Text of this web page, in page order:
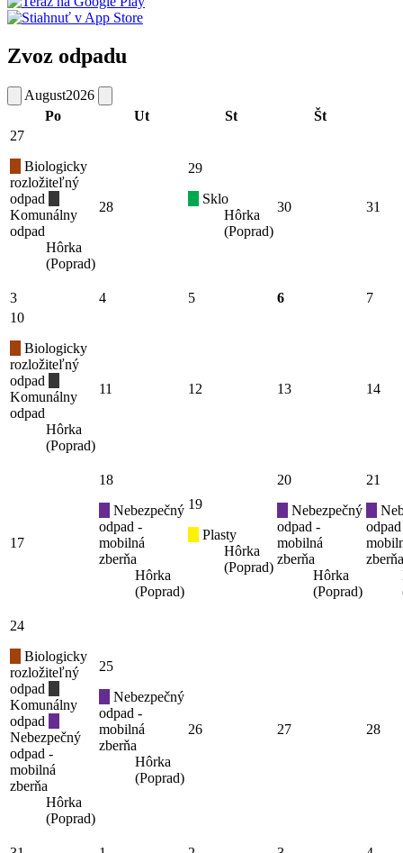
Zvoz odpadu
August2026
Po
Ut St Št
27
Biologicky
rozložiteľný
odpad
Komunálny
odpad
Hôrka
(Poprad)
28
29
Sklo
Hôrka
(Poprad)
30 31
3 4 5 6
7
10
Biologicky
rozložiteľný
odpad
Komunálny
odpad
Hôrka
(Poprad)
11 12 13 14
17
18
Nebezpečný
odpad -
mobilná
zberňa
Hôrka
(Poprad)
19
Plasty
Hôrka
(Poprad)
20
Nebezpečný
odpad -
mobilná
zberňa
Hôrka
(Poprad)
21
zberňa
24
Biologicky
rozložiteľný
odpad
Komunálny
odpad
Nebezpečný
odpad -
mobilná
zberňa
Hôrka
(Poprad)
25
Nebezpečný
odpad -
mobilná
zberňa
Hôrka
(Poprad)
26 27 28